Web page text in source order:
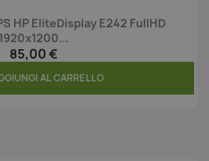
HP EliteDisplay E242 FullHD
1920x1200...
85,00 €
AL CARRELLO